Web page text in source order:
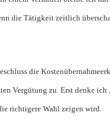
die Tätigkeit zeitlich
die
Vergütung zu. Erst denke
richtigere Wahl zeigen wird.